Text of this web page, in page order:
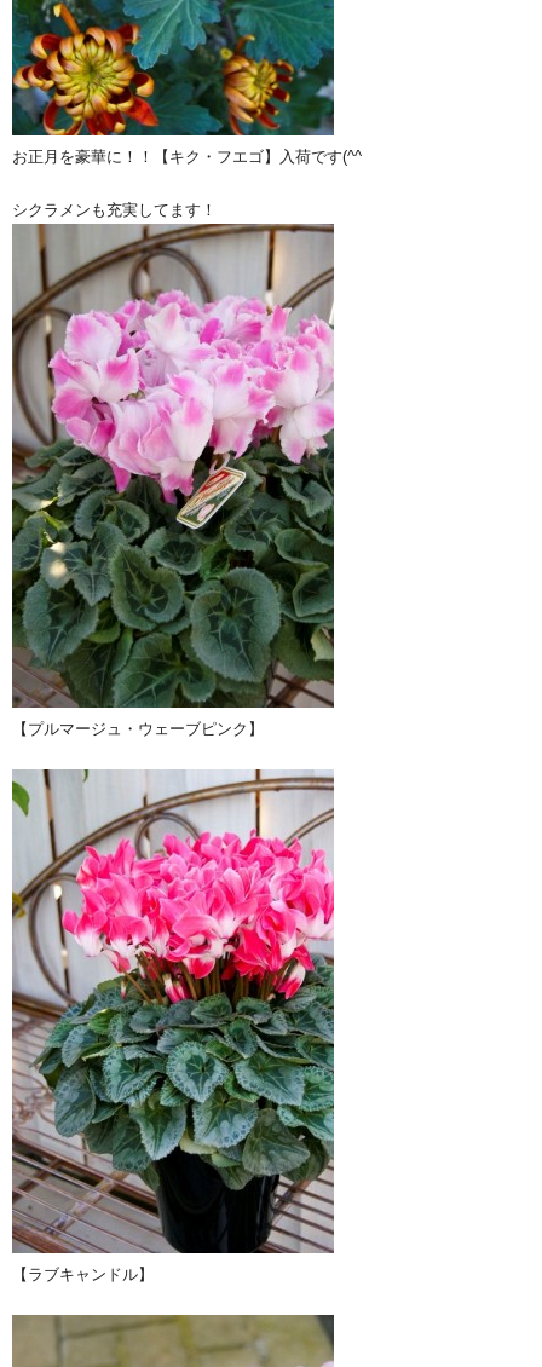
お正月を豪華に！！【キク・フエゴ】入荷です(^^ゞ
シクラメンも充実してます！
【プルマージュ・ウェーブピンク】
【ラブキャンドル】